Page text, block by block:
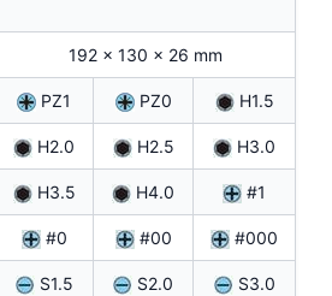
192 x 130 x 26 mm
PZ1 PZ0 H1.5
H2.0 H2.5 H3.0
H3.5 H4.0 #1
#0 #00 #000
S1.5 S2.0 S3.0